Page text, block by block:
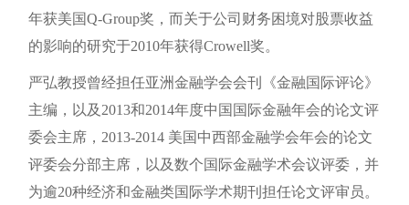
年获美国Q-Group奖，而关于公司财务困境对股票收益
的影响的研究于2010年获得Crowell奖。
严弘教授曾经担任亚洲金融学会会刊《金融国际评论》
主编，以及2013和2014年度中国国际金融年会的论文评
委会主席，2013-2014 美国中西部金融学会年会的论文
评委会分部主席，以及数个国际金融学术会议评委，并
为逾20种经济和金融类国际学术期刊担任论文评审员。